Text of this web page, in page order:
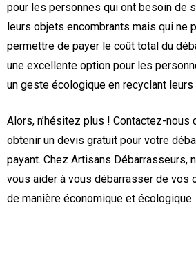
pour les personnes qui ont besoin de
leurs objets encombrants mais qui ne
permettre de payer le coût total du
une excellente option pour les
un geste écologique en recyclant
Alors, n’hésitez plus ! Contactez-nous
obtenir un devis gratuit pour votre
payant. Chez Artisans Débarrasseurs,
vous aider à vous débarrasser de vos
de manière économique et écologique.